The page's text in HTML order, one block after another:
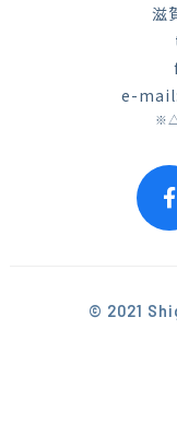
滋
e-
※△
© 2021